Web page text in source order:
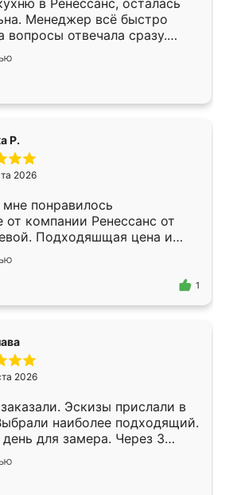
в Ренессанс, осталась
Менеджер всё быстро
вопросы отвечала сразу.
в субботу, подошёл к
ответственностью. Собрали
работали аккуратно, даже
Р.
2026
понравилось
от компании Ренессанс от
Подходяшщая цена и
изготовления. Приехавший
Владислав
моему эскизу самый
1
2026
Эскизы прислали в
наиболее подходящий.
для замера. Через 3
была уже готова. Остались
Спасибо Ренессанс
работу!